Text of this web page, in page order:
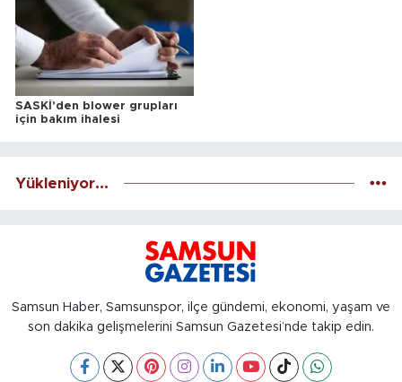
SASKİ'den blower grupları
için bakım ihalesi
Yükleniyor...
Samsun Haber, Samsunspor, ilçe gündemi, ekonomi, yaşam ve
son dakika gelişmelerini Samsun Gazetesi’nde takip edin.